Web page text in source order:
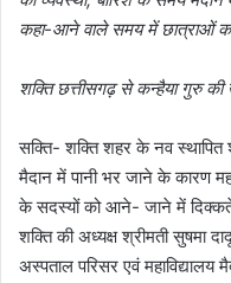
कहा-आने वाले समय में छात्राओं को
शक्ति छत्तीसगढ़ से कन्हैया गुरु
सक्ति- शक्ति शहर के नव स्थापित
मैदान में पानी भर जाने के कारण
के सदस्यों को आने- जाने में दिक्कतें
शक्ति की अध्यक्ष श्रीमती सुषमा
अस्पताल परिसर एवं